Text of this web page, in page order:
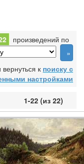
произведений по
вернуться к поиску с
настройками
1-22 (из 22)